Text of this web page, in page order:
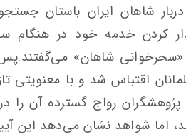
شاهان ایران باستان
کردن خدمه خود در هنگام
شاهان» می‌گفتند.پس
اقتباس شد و با معنویتی
رواج گسترده آن را